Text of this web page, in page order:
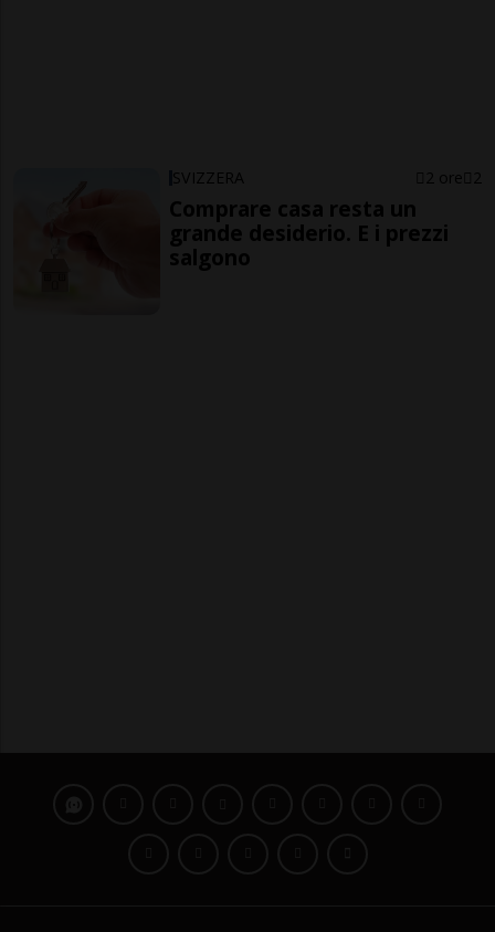
SVIZZERA 2 ore 2
Comprare casa resta un
grande desiderio. E i prezzi
salgono